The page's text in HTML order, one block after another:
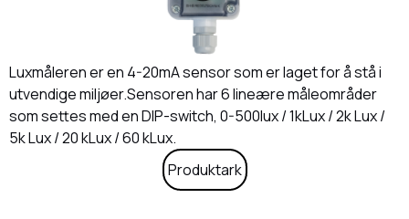
Luxmåleren er en 4-20mA sensor som er laget for å stå i
utvendige miljøer.Sensoren har 6 lineære måleområder
som settes med en DIP-switch, 0-500lux / 1kLux / 2k Lux /
5k Lux / 20 kLux / 60 kLux.
Produktark